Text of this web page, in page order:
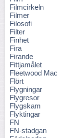
Filmcirkeln
Filmer
Filosofi
Filter
Finhet
Fira
Firande
Fittjamålet
Fleetwood Mac
Flört
Flygningar
Flygresor
Flygskam
Flyktingar
FN
FN-stadgan